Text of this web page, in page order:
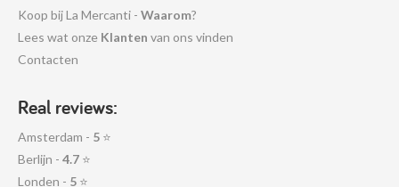
Koop bij La Mercanti - Waarom?
Lees wat onze Klanten van ons vinden
Contacten
Real reviews:
Amsterdam - 5 ⭐
Berlijn - 4.7 ⭐
Londen - 5 ⭐